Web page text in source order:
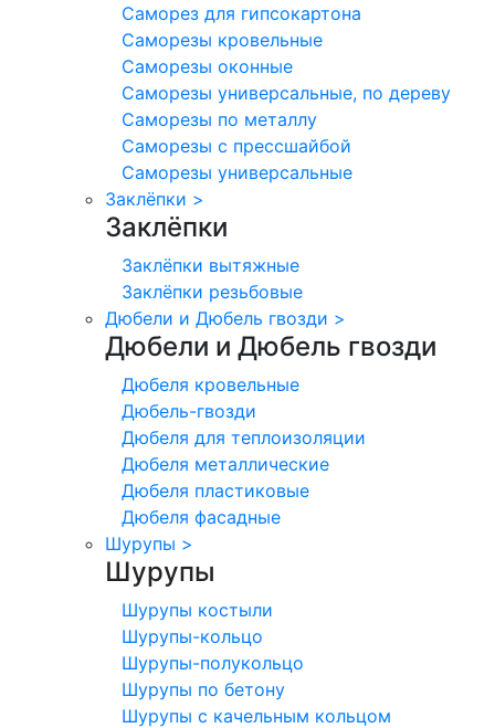
Саморез для гипсокартона
Саморезы кровельные
Саморезы оконные
Саморезы универсальные, по дереву
Саморезы по металлу
Саморезы с прессшайбой
Саморезы универсальные
Заклёпки >
Заклёпки
Заклёпки вытяжные
Заклёпки резьбовые
Дюбели и Дюбель гвозди >
Дюбели и Дюбель гвозди
Дюбеля кровельные
Дюбель-гвозди
Дюбеля для теплоизоляции
Дюбеля металлические
Дюбеля пластиковые
Дюбеля фасадные
Шурупы >
Шурупы
Шурупы костыли
Шурупы-кольцо
Шурупы-полукольцо
Шурупы по бетону
Шурупы с качельным кольцом